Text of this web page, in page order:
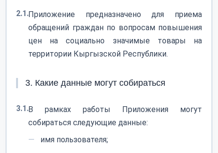
2.1.Приложение предназначено для приема
обращений граждан по вопросам повышения
цен на социально значимые товары на
территории Кыргызской Республики.
3. Какие данные могут собираться
3.1.В рамках работы Приложения могут
собираться следующие данные:
имя пользователя;